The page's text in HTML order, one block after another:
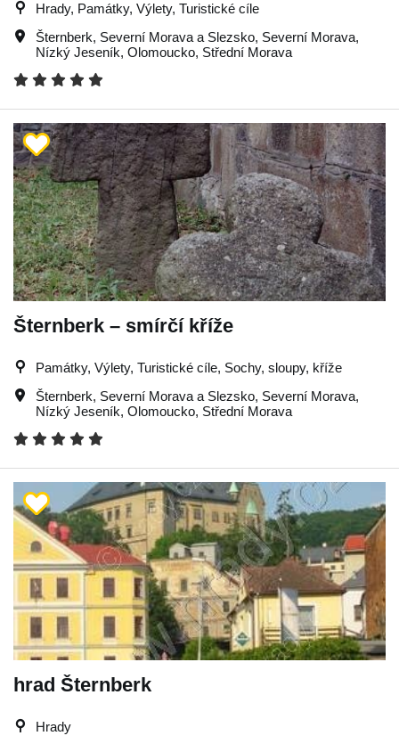
Hrady, Památky, Výlety, Turistické cíle
Šternberk, Severní Morava a Slezsko, Severní Morava,
Nízký Jeseník, Olomoucko, Střední Morava
Šternberk – smírčí kříže
Památky, Výlety, Turistické cíle, Sochy, sloupy, kříže
Šternberk, Severní Morava a Slezsko, Severní Morava,
Nízký Jeseník, Olomoucko, Střední Morava
hrad Šternberk
Hrady